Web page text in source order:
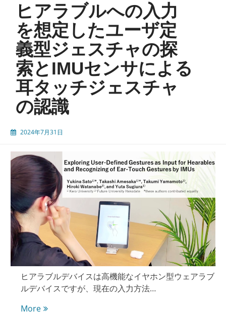
世
代
の
イ
ヤ
ー
チ
ッ
プ
ヒアラブルへの入力
を想定したユーザ定
義型ジェスチャの探
索とIMUセンサによる
耳タッチジェスチャ
の認識
2024年7月31日
ヒアラブルデバイスは高機能なイヤホン型ウェアラブ
ルデバイスですが、現在の入力方法…
Moreヒ